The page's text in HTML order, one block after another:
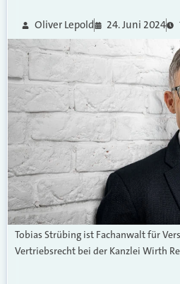
Oliver Lepold 24. Juni 2024
Tobias Strübing ist Fachanwalt für
Vertriebsrecht bei der Kanzlei Wirth